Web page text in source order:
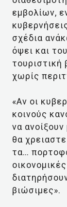
εμβολίων,
σχέδια
όψει και
τουριστική
χωρίς
«Αν οι
κοινούς
να
θα
τα…
βιώσιμες».